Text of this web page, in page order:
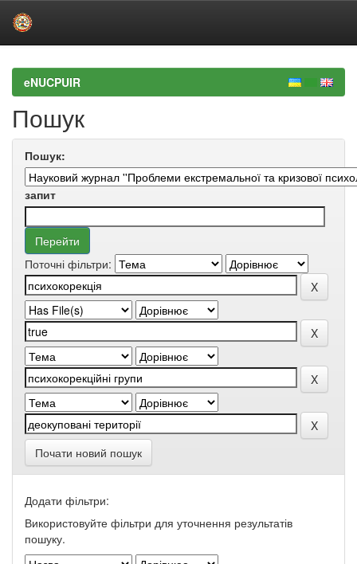
navigationeNUCPUIR
Пошук
Пошук:
запит
Поточні фільтри:
Почати новий пошук
Додати фільтри:
Використовуйте фільтри для уточнення результатів
пошуку.